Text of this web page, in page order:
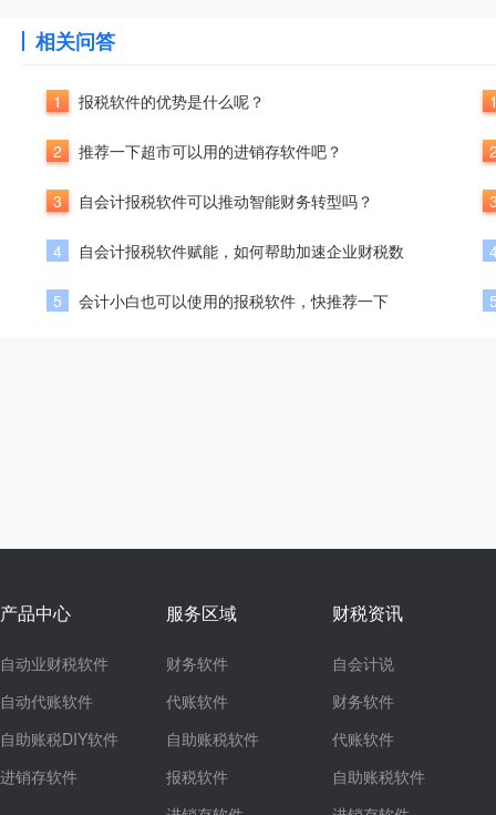
相关问答
1 报税软件的优势是什么呢？
2 推荐一下超市可以用的进销存软件吧？
3 自会计报税软件可以推动智能财务转型吗？
4 自会计报税软件赋能，如何帮助加速企业财税数
5 会计小白也可以使用的报税软件，快推荐一下
产品中心
自动业财税软件
自动代账软件
自助账税DIY软件
进销存软件
服务区域
财务软件
代账软件
自助账税软件
报税软件
财税资讯
自会计说
财务软件
代账软件
自助账税软件